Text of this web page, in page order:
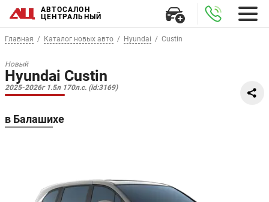
АВТОСАЛОН
ЦЕНТРАЛЬНЫЙ
Главная Каталог новых авто Hyundai Custin
Новый
Hyundai Custin
2025-2026г 1.5л 170л.с. (id:3169)
в Балашихе